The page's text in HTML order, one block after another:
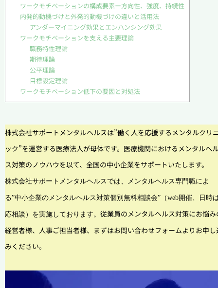
ワークモチベーションの構成要素ー方向性、強度、持続性
内発的動機づけと外発的動機づけの違いと活用法
アンダーマイニング効果とエンハンシング効果
ワークモチベーションを支える主要理論
職務特性理論
期待理論
公平理論
目標設定理論
ワークモチベーション低下の要因と対処法
株式会社サポートメンタルヘルスは”働く人を応援するメンタルクリ
ック”を運営する医療法人が母体です。医療機関におけるメンタルヘ
ス対策のノウハウを以て、全国の中小企業をサポートいたします。
株式会社サポートメンタルヘルスでは、メンタルヘルス専門職によ
る”中小企業のメンタルヘルス対策個別無料相談会”（web開催、日時
応相談）を実施しております。 従業員のメンタルヘルス対策にお悩み
経営者様、人事ご担当者様、まずはお問い合わせフォームよりお申し
みください。